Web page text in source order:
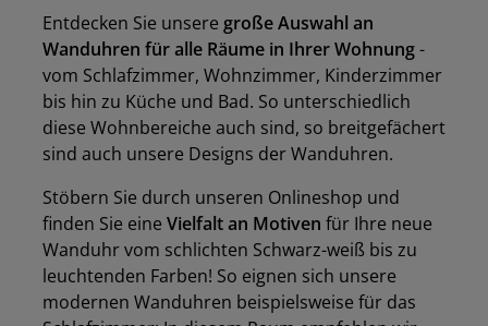
Entdecken Sie unsere große Auswahl an
Wanduhren für alle Räume in Ihrer Wohnung-
vom Schlafzimmer, Wohnzimmer, Kinderzimmer
bis hin zu Küche und Bad. So unterschiedlich
diese Wohnbereiche auch sind, so breitgefächert
sind auch unsere Designs der Wanduhren.
Stöbern Sie durch unseren Onlineshop und
finden Sie eine Vielfalt an Motiven für Ihre neue
Wanduhr vom schlichten Schwarz-weiß bis zu
leuchtenden Farben! So eignen sich unsere
modernen Wanduhren beispielsweise für das